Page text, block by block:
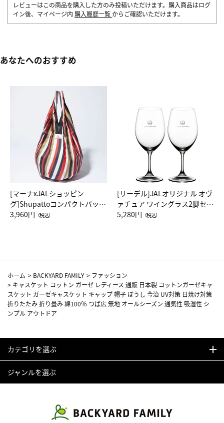
レビューはこの商品を購入した方のみ投稿いただけます。購入商品はログ
イン後、マイページ内 購入履歴一覧 からご確認いただけます。
あなたへのおすすめ
[マーナxJALショッピン
グ]Shupattoコンパクトバッグ
Drop JAL客室乗務員（LC）ス
3,960円 （税込）
[リーデル]JALオリジナル オヴ
ァチュア ワイングラス2脚セッ
ト（レッドワイン）
5,280円 （税込）
ホーム > BACKYARD FAMILY > ファッション
> キャスケット コットン ガーゼ レディース 通販 日本製 コットンガーゼキャ
スケット ガーゼキャスケット キャップ 帽子 ぼうし 今治 UV対策 日焼け対策
折りたたみ 折り畳み 綿100％ つば広 無地 オールシーズン 通気性 吸湿性 シ
ンプル アウトドア
カテゴリを選ぶ
ジャンルを選ぶ